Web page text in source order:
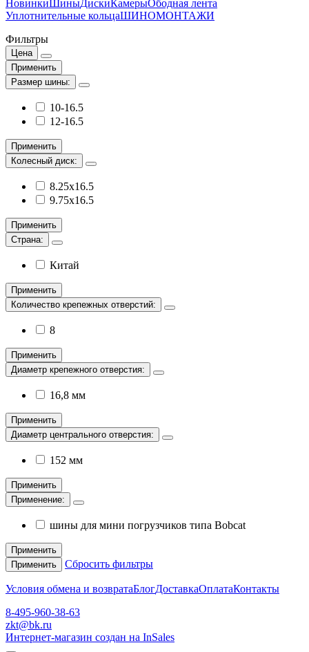
НовинкиШиныДискиКамерыОбодная лента
Уплотнительные кольцаШИНОМОНТАЖИ
Фильтры
Цена
Применить
Размер шины:
10-16.5
12-16.5
Применить
Колесный диск:
8.25х16.5
9.75х16.5
Применить
Страна:
Китай
Применить
Количество крепежных отверстий:
8
Применить
Диаметр крепежного отверстия:
16,8 мм
Применить
Диаметр центрального отверстия:
152 мм
Применить
Применение:
шины для мини погрузчиков типа Bobcat
Применить
Применить
Сбросить фильтры
Условия обмена и возвратаБлогДоставкаОплатаКонтакты
8-495-960-38-63
zkt@bk.ru
Интернет-магазин создан на InSales